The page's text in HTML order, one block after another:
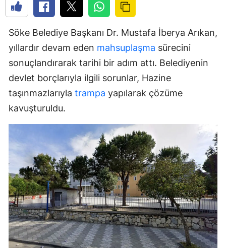
Söke Belediye Başkanı Dr. Mustafa İberya Arıkan,
yıllardır devam eden mahsuplaşma sürecini
sonuçlandırarak tarihi bir adım attı. Belediyenin
devlet borçlarıyla ilgili sorunlar, Hazine
taşınmazlarıyla trampa yapılarak çözüme
kavuşturuldu.